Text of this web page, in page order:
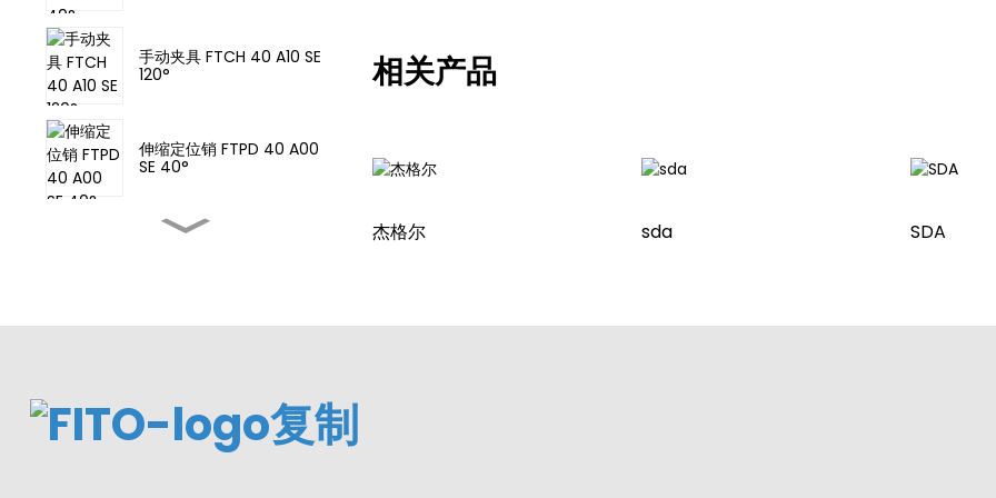
手动夹具 FTCH 40 A10 SE
120°
伸缩定位销 FTPD 40 A00
SE 40°
夹紧气缸传感器开关
相关产品
杰格尔 sda SDA